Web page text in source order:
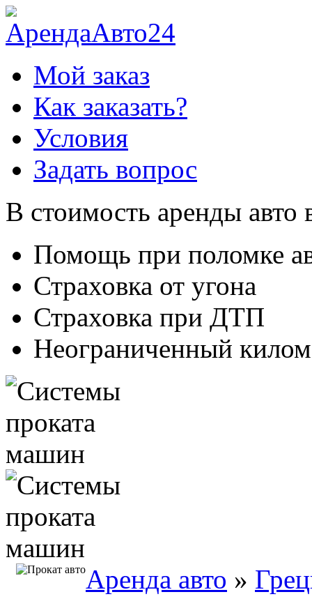
Мой заказ
Как заказать?
Условия
Задать вопрос
В стоимость аренды авто
Помощь при поломке
Страховка от угона
Страховка при ДТП
Неограниченный
Аренда авто »